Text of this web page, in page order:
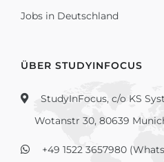
Jobs in Deutschland
ÜBER STUDYINFOCUS
StudyInFocus, c/o KS
Wotanstr 30, 80639
+49 1522 3657980